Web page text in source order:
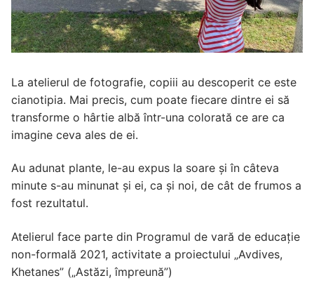
La atelierul de fotografie, copiii au descoperit ce este
cianotipia. Mai precis, cum poate fiecare dintre ei să
transforme o hârtie albă într-una colorată ce are ca
imagine ceva ales de ei.
Au adunat plante, le-au expus la soare și în câteva
minute s-au minunat și ei, ca și noi, de cât de frumos a
fost rezultatul.
Atelierul face parte din Programul de vară de educație
non-formală 2021, activitate a proiectului „Avdives,
Khetanes” („Astăzi, împreună”)